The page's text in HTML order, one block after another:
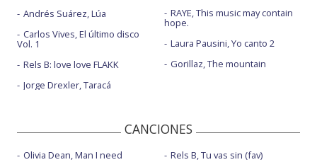
Andrés Suárez, Lúa
Carlos Vives, El último disco
Vol. 1
Rels B: love love FLAKK
Jorge Drexler, Taracá
RAYE, This music may contain
hope.
Laura Pausini, Yo canto 2
Gorillaz, The mountain
CANCIONES
Olivia Dean, Man I need Rels B, Tu vas sin (fav)